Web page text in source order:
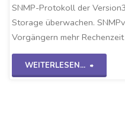
SNMP-Protokoll der
Storage überwachen.
Vorgängern mehr
WEITERLESEN...